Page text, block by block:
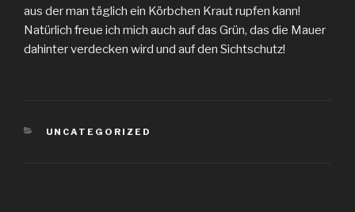
aus der man täglich ein Körbchen Kraut rupfen kann!
Natürlich freue ich mich auch auf das Grün, das die Mauer
dahinter verdecken wird und auf den Sichtschutz!
KATEGORIEN
UNCATEGORIZED